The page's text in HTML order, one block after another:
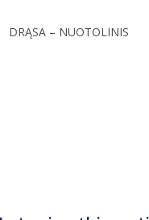
DRĄSA – NUOTOLINIS